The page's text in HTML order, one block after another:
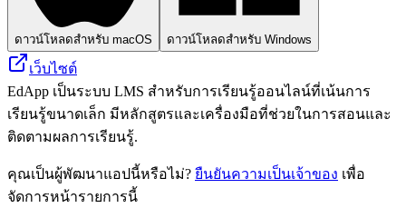
ดาวน์โหลดสำหรับ macOS ดาวน์โหลดสำหรับ Windows
เว็บไซต์
EdApp เป็นระบบ LMS สำหรับการเรียนรู้ออนไลน์ที่เน้นการ
เรียนรู้ขนาดเล็ก มีหลักสูตรและเครื่องมือที่ช่วยในการสอนและ
ติดตามผลการเรียนรู้.
คุณเป็นผู้พัฒนาแอปนี้หรือไม่? ยืนยันความเป็นเจ้าของ เพื่อ
จัดการหน้ารายการนี้